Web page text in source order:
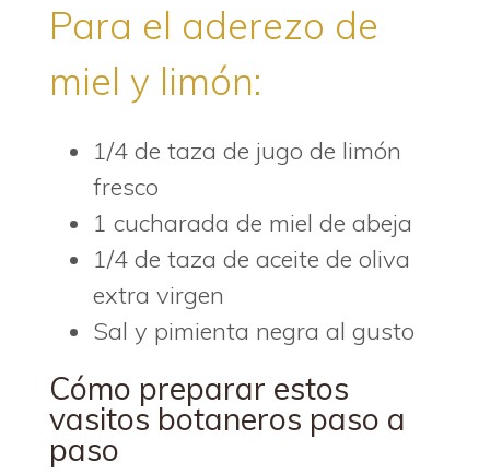
Para el aderezo de
miel y limón:
1/4 de taza de jugo de limón
fresco
1 cucharada de miel de abeja
1/4 de taza de aceite de oliva
extra virgen
Sal y pimienta negra al gusto
Cómo preparar estos
vasitos botaneros paso a
paso